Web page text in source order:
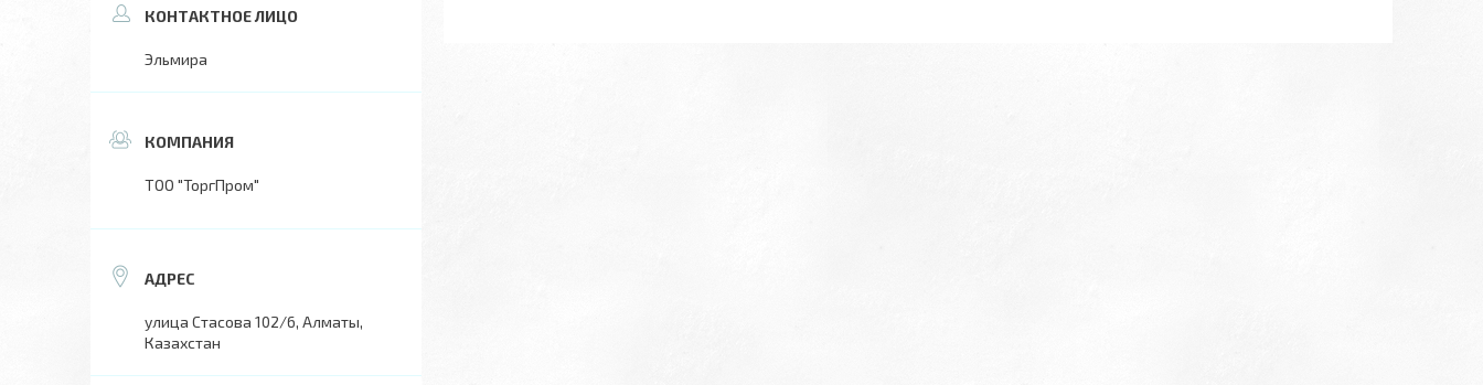
Эльмира
ТОО "ТоргПром"
улица Стасова 102/6, Алматы,
Казахстан